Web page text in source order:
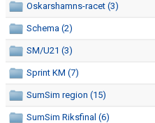
Oskarshamns-racet (3)
Schema (2)
SM/U21 (3)
Sprint KM (7)
SumSim region (15)
SumSim Riksfinal (6)